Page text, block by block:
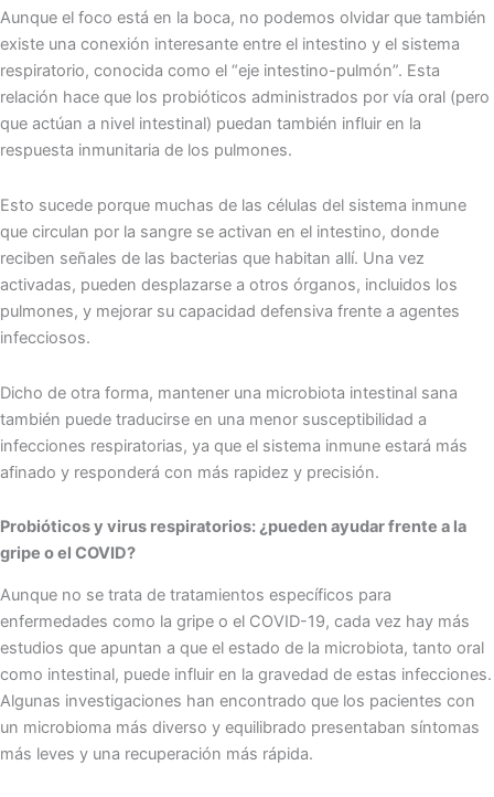
Aunque el foco está en la boca, no podemos olvidar que también
existe una conexión interesante entre el intestino y el sistema
respiratorio, conocida como el “eje intestino-pulmón”. Esta
relación hace que los probióticos administrados por vía oral (pero
que actúan a nivel intestinal) puedan también influir en la
respuesta inmunitaria de los pulmones.
Esto sucede porque muchas de las células del sistema inmune
que circulan por la sangre se activan en el intestino, donde
reciben señales de las bacterias que habitan allí. Una vez
activadas, pueden desplazarse a otros órganos, incluidos los
pulmones, y mejorar su capacidad defensiva frente a agentes
infecciosos.
Dicho de otra forma, mantener una microbiota intestinal sana
también puede traducirse en una menor susceptibilidad a
infecciones respiratorias, ya que el sistema inmune estará más
afinado y responderá con más rapidez y precisión.
Probióticos y virus respiratorios: ¿pueden ayudar frente a la
gripe o el COVID?
Aunque no se trata de tratamientos específicos para
enfermedades como la gripe o el COVID-19, cada vez hay más
estudios que apuntan a que el estado de la microbiota, tanto oral
como intestinal, puede influir en la gravedad de estas infecciones.
Algunas investigaciones han encontrado que los pacientes con
un microbioma más diverso y equilibrado presentaban síntomas
más leves y una recuperación más rápida.